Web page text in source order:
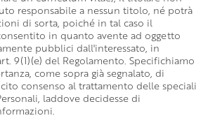
responsabile a nessun titolo, né potrà
di sorta, poiché in tal caso il
in quanto avente ad oggetto
pubblici dall'interessato, in
9(1)(e) del Regolamento. Specifichiamo
come sopra già segnalato, di
consenso al trattamento delle speciali
laddove decidesse di